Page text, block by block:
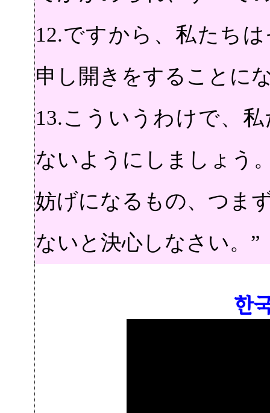
12.ですから、私たち
申し開きをすることに
13.こういうわけで、
ないようにしましょう
妨げになるもの、つま
ないと決心しなさい
한